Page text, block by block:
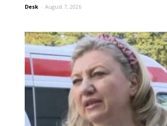
Desk - August 7, 2026